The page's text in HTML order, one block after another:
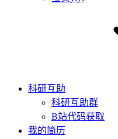
科研互助
科研互助群
B站代码获取
我的简历